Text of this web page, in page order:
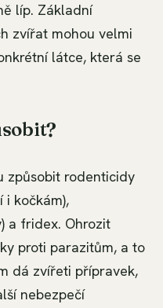
líp. Základní
zvířat mohou velmi
látce, která se
způsobit rodenticidy
i kočkám),
a fridex. Ohrozit
proti parazitům, a to
dá zvířeti přípravek,
nebezpečí